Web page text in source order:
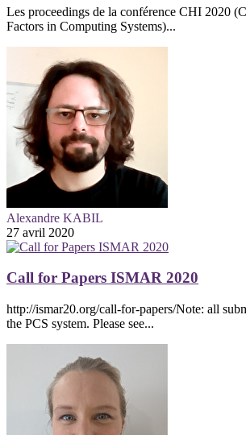
Les proceedings de la conférence CHI 2020
Factors in Computing Systems)...
Alexandre KABIL
27 avril 2020
Call for Papers ISMAR 2020
http://ismar20.org/call-for-papers/Note: all
the PCS system. Please see...